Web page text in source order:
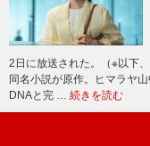
2日に放送された。（※以下
同名小説が原作。ヒマラヤ
DNAと完 … 続きを読む